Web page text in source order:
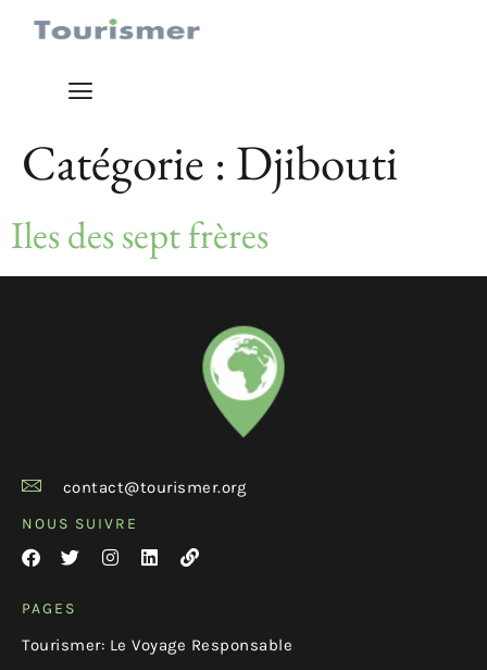
Catégorie : Djibouti
Iles des sept frères
contact@tourismer.org
NOUS SUIVRE
PAGES
Tourismer: Le Voyage Responsable